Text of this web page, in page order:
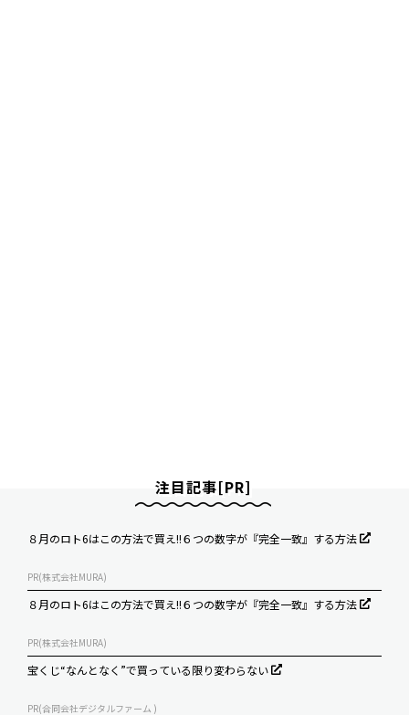
注目記事[PR]
８月のロト6はこの方法で買え!!６つの数字が『完全一致』する方法
PR(株式会社MURA)
８月のロト6はこの方法で買え!!６つの数字が『完全一致』する方法
PR(株式会社MURA)
宝くじ“なんとなく”で買っている限り変わらない
PR(合同会社デジタルファーム )